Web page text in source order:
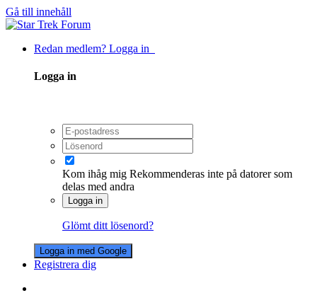
Gå till innehåll
Redan medlem? Logga in
Logga in
Kom ihåg mig Rekommenderas inte på datorer som
delas med andra
Logga in
Glömt ditt lösenord?
Logga in med Google
Registrera dig